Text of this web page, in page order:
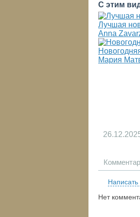
С этим
Лучшая
Anna
Мария
Нет